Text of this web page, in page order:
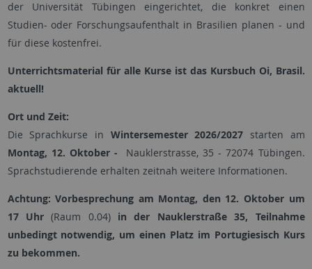
der Universität Tübingen eingerichtet, die konkret einen
Studien- oder Forschungsaufenthalt in Brasilien planen - und
für diese kostenfrei.
Unterrichtsmaterial für alle Kurse ist das Kursbuch Oi, Brasil.
aktuell!
Ort und Zeit:
Die Sprachkurse in Wintersemester 2026/2027 starten am
Montag, 12. Oktober -
Nauklerstrasse, 35 - 72074 Tübingen.
Sprachstudierende erhalten zeitnah weitere Informationen.
Achtung: Vorbesprechung am Montag, den 12. Oktober um
17 Uhr(Raum 0.04)in der Nauklerstraße 35, Teilnahme
unbedingt notwendig, um einen Platz im Portugiesisch Kurs
zu bekommen.